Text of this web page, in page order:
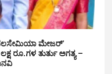
ಮೇಜರ್’
ರೂ.ಗಳ ತುರ್ತು ಅಗತ್ಯ –